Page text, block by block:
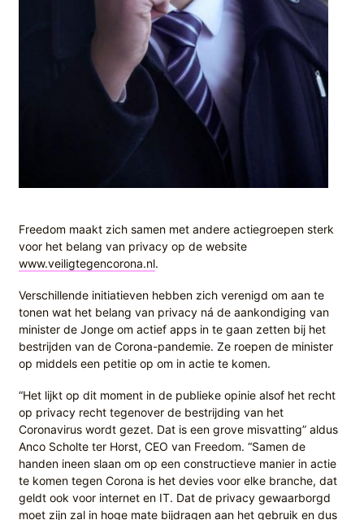
Freedom maakt zich samen met andere actiegroepen sterk
voor het belang van privacy op de website
www.veiligtegencorona.nl.
Verschillende initiatieven hebben zich verenigd om aan te
tonen wat het belang van privacy ná de aankondiging van
minister de Jonge om actief apps in te gaan zetten bij het
bestrijden van de Corona-pandemie. Ze roepen de minister
op middels een petitie op om in actie te komen.
“Het lijkt op dit moment in de publieke opinie alsof het recht
op privacy recht tegenover de bestrijding van het
Coronavirus wordt gezet. Dat is een grove misvatting” aldus
Anco Scholte ter Horst, CEO van Freedom. “Samen de
handen ineen slaan om op een constructieve manier in actie
te komen tegen Corona is het devies voor elke branche, dat
geldt ook voor internet en IT. Dat de privacy gewaarborgd
moet zijn zal in hoge mate bijdragen aan het gebruik en dus